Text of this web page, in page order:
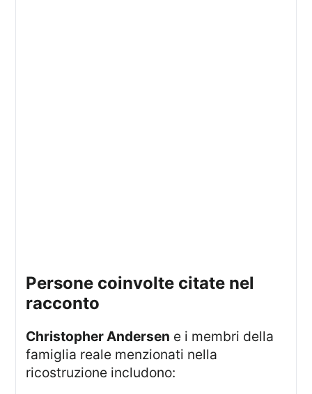
persone coinvolte citate nel
racconto
Christopher Andersen e i membri della
famiglia reale menzionati nella
ricostruzione includono: